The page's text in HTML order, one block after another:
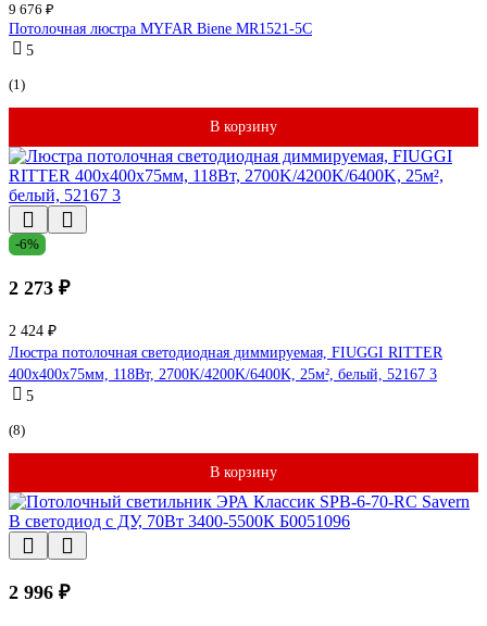
9 676 ₽
Потолочная люстра MYFAR Biene MR1521-5C
5
(1)
В корзину
-6%
2 273 ₽
2 424 ₽
Люстра потолочная светодиодная диммируемая, FIUGGI RITTER
400x400x75мм, 118Вт, 2700K/4200K/6400K, 25м², белый, 52167 3
5
(8)
В корзину
2 996 ₽